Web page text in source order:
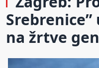
na žrtve